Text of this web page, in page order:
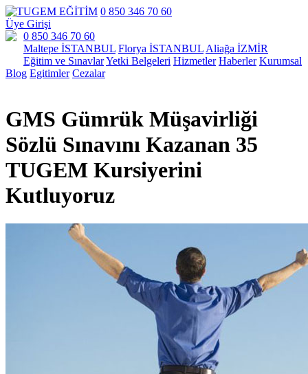
0 850 346 70 60
Üye Girişi
0 850 346 70 60
Maltepe İSTANBUL Florya İSTANBUL Aliağa İZMİR
Eğitim ve SınavlarYetki Belgeleri Hizmetler Haberler Kurumsal
Blog Egitimler Cezalar
GMS Gümrük Müşavirliği
Sözlü Sınavını Kazanan 35
TUGEM Kursiyerini
Kutluyoruz